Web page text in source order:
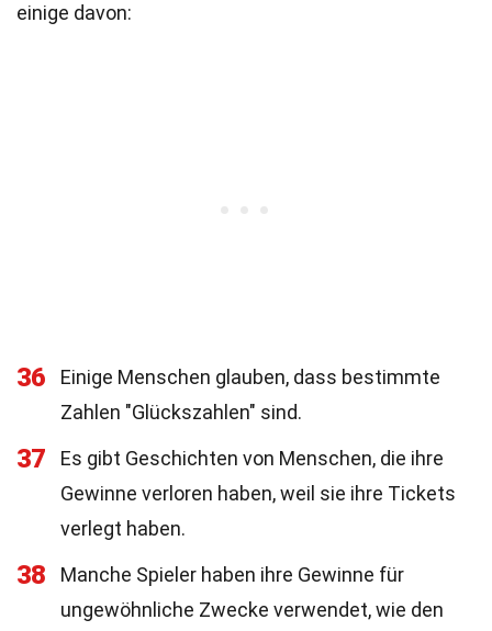
einige davon:
36
Einige Menschen glauben, dass bestimmte
Zahlen "Glückszahlen" sind.
37
Es gibt Geschichten von Menschen, die ihre
Gewinne verloren haben, weil sie ihre Tickets
verlegt haben.
38
Manche Spieler haben ihre Gewinne für
ungewöhnliche Zwecke verwendet, wie den